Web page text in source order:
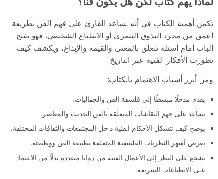
تكمن أهمية الكتاب في أنه يساعد القارئ على فهم الفن بطريقة
أعمق من مجرد التذوق البصري أو الانطباع الشخصي. فهو يفتح
الباب أمام أسئلة تتعلق بالمعنى والقيمة والإبداع، ويكشف كيف
تطورت الأفكار الفنية عبر التاريخ.
ومن أبرز أسباب الاهتمام بالكتاب:
يقدم مدخلًا مبسطًا إلى فلسفة الفن والجماليات.
يساعد على فهم النقاشات المتعلقة بالفن الحديث والمعاصر.
يوضح كيف تتشكل الأحكام الفنية داخل المجتمعات والثقافات المختلفة.
يعرض أشهر النظريات الفلسفية المتعلقة بطبيعة الفن ووظيفته.
يشجع على النظر إلى الأعمال الفنية من زوايا متعددة بدلًا من الاعتماد
على الانطباعات السريعة.